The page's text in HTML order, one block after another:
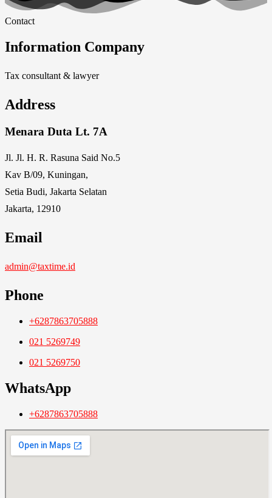
Contact
Information Company
Tax consultant & lawyer
Address
Menara Duta Lt. 7A
Jl. Jl. H. R. Rasuna Said No.5
Kav B/09, Kuningan,
Setia Budi, Jakarta Selatan
Jakarta, 12910
Email
admin@taxtime.id
Phone
+6287863705888
021 5269749
021 5269750
WhatsApp
+6287863705888